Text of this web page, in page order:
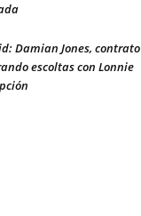
Damian Jones, contrato
escoltas con Lonnie